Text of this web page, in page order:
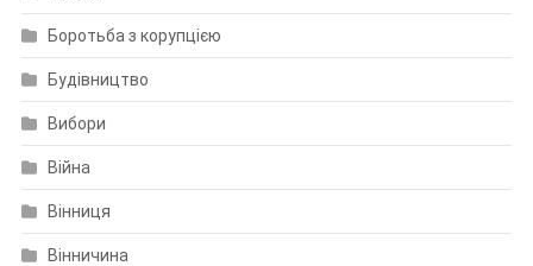
Боротьба з корупцією
Будівництво
Вибори
Війна
Вінниця
Вінничина